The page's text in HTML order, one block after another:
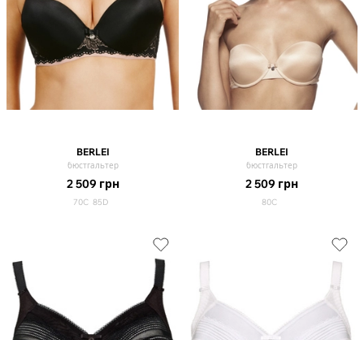
BERLEI
бюстгальтер
2 509 грн
70C 85D
BERLEI
бюстгальтер
2 509 грн
80C